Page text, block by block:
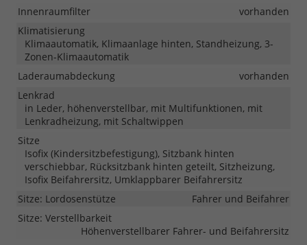
Innenraumfilter
vorhanden
Klimatisierung
Klimaautomatik, Klimaanlage hinten, Standheizung, 3-
Zonen-Klimaautomatik
Laderaumabdeckung
vorhanden
Lenkrad
in Leder, höhenverstellbar, mit Multifunktionen, mit
Lenkradheizung, mit Schaltwippen
Sitze
Isofix (Kindersitzbefestigung), Sitzbank hinten
verschiebbar, Rücksitzbank hinten geteilt, Sitzheizung,
Isofix Beifahrersitz, Umklappbarer Beifahrersitz
Sitze: Lordosenstütze
Fahrer und Beifahrer
Sitze: Verstellbarkeit
Höhenverstellbarer Fahrer- und Beifahrersitz